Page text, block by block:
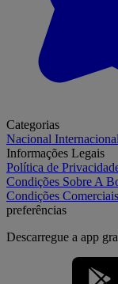
Categorias
Nacional Internacional
Informações Legais
Política de
Condições Sobre A
Condições Comerciais
preferências
Descarregue a app